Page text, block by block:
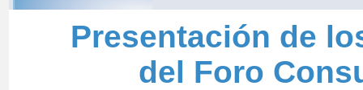
Presentación de
del Foro